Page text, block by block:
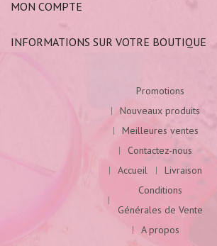
MON COMPTE
INFORMATIONS SUR VOTRE BOUTIQUE
Promotions
Nouveaux produits
Meilleures ventes
Contactez-nous
Accueil
Livraison
Conditions
Générales de Vente
A propos